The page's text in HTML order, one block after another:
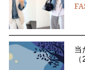
当